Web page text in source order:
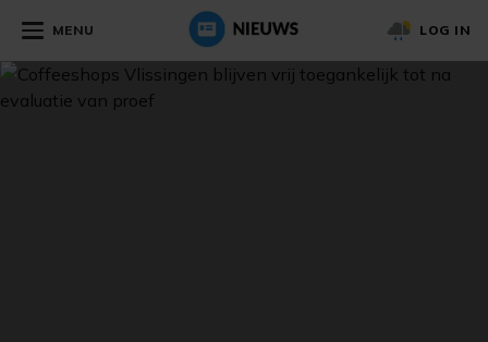
MENU LOG IN